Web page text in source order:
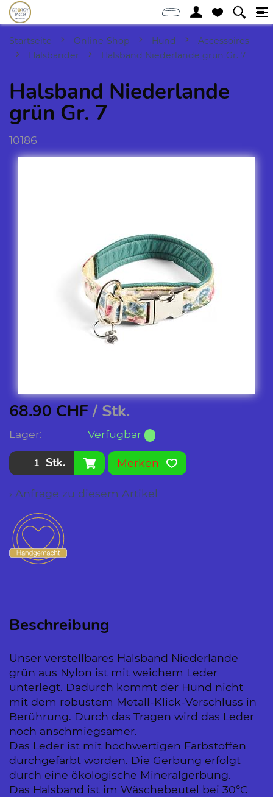
Startseite Online-Shop Hund
Accessoires
Halsbänder
Halsband Niederlande grün Gr. 7
Halsband Niederlande
grün Gr. 7
10186
68.90 CHF/ Stk.
Lager: Verfügbar
Stk. Merken
› Anfrage zu diesem Artikel
Beschreibung
Unser verstellbares Halsband Niederlande
grün aus Nylon ist mit weichem Leder
unterlegt. Dadurch kommt der Hund nicht
mit dem robustem Metall-Klick-Verschluss in
Berührung. Durch das Tragen wird das Leder
noch anschmiegsamer.
Das Leder ist mit hochwertigen Farbstoffen
durchgefärbt worden. Die Gerbung erfolgt
durch eine ökologische Mineralgerbung.
Das Halsband ist im Wäschebeutel bei 30°C